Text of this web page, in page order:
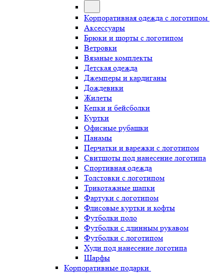
Корпоративная одежда с логотипом
Аксессуары
Брюки и шорты с логотипом
Ветровки
Вязаные комплекты
Детская одежда
Джемперы и кардиганы
Дождевики
Жилеты
Кепки и бейсболки
Куртки
Офисные рубашки
Панамы
Перчатки и варежки с логотипом
Свитшоты под нанесение логотипа
Спортивная одежда
Толстовки с логотипом
Трикотажные шапки
Фартуки с логотипом
Флисовые куртки и кофты
Футболки поло
Футболки с длинным рукавом
Футболки с логотипом
Худи под нанесение логотипа
Шарфы
Корпоративные подарки